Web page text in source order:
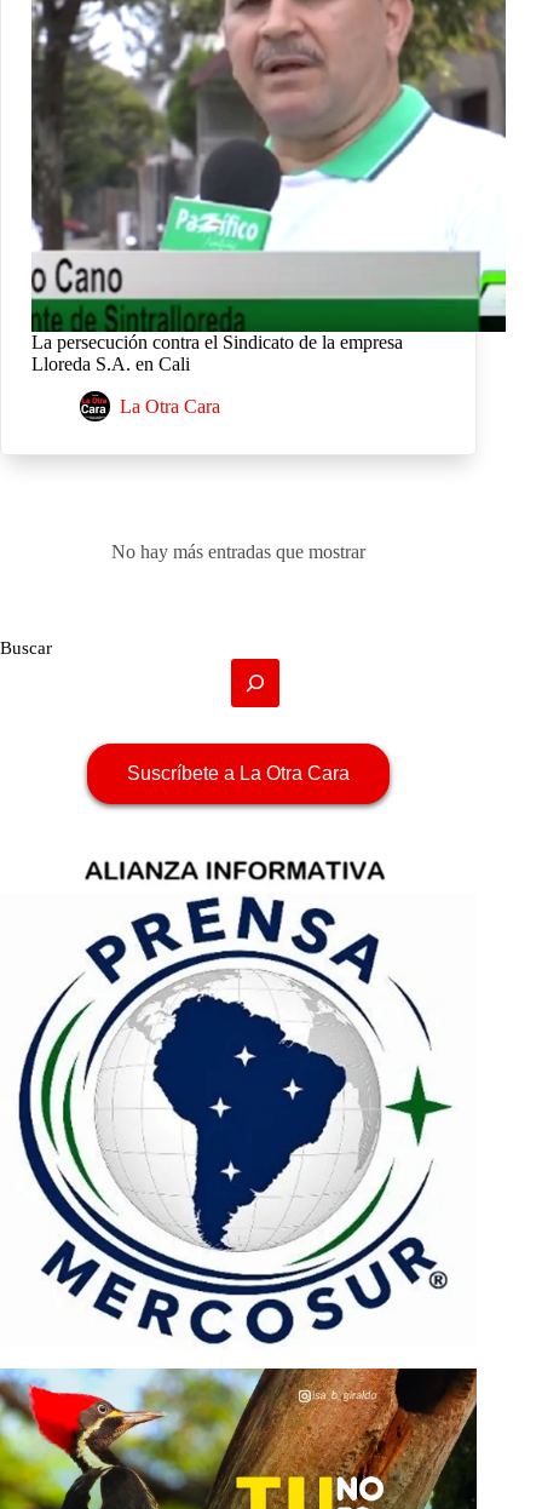
La persecución contra el Sindicato de la empresa
Lloreda S.A. en Cali
La Otra Cara
No hay más entradas que mostrar
Buscar
Suscríbete a La Otra Cara